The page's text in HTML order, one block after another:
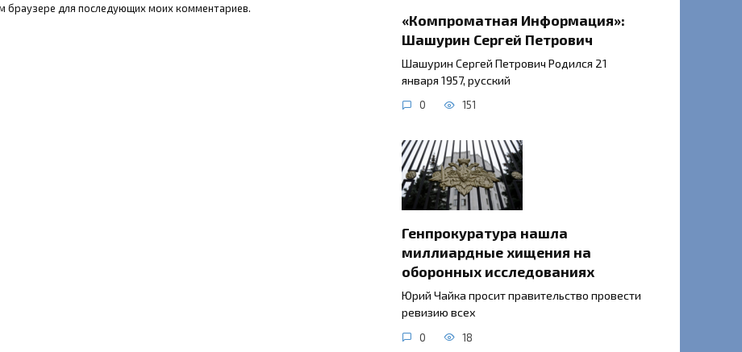
браузере для последующих моих комментариев.
«Компроматная Информация»:
Шашурин Сергей Петрович
Шашурин Сергей Петрович Родился 21
января 1957, русский
0 151
Генпрокуратура нашла
миллиардные хищения на
оборонных исследованиях
Юрий Чайка просит правительство провести
ревизию всех
0 18